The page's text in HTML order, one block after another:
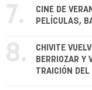
7.
CINE DE
PELÍCULAS,
8.
CHIVITE
BERRIOZAR Y
TRAICIÓN